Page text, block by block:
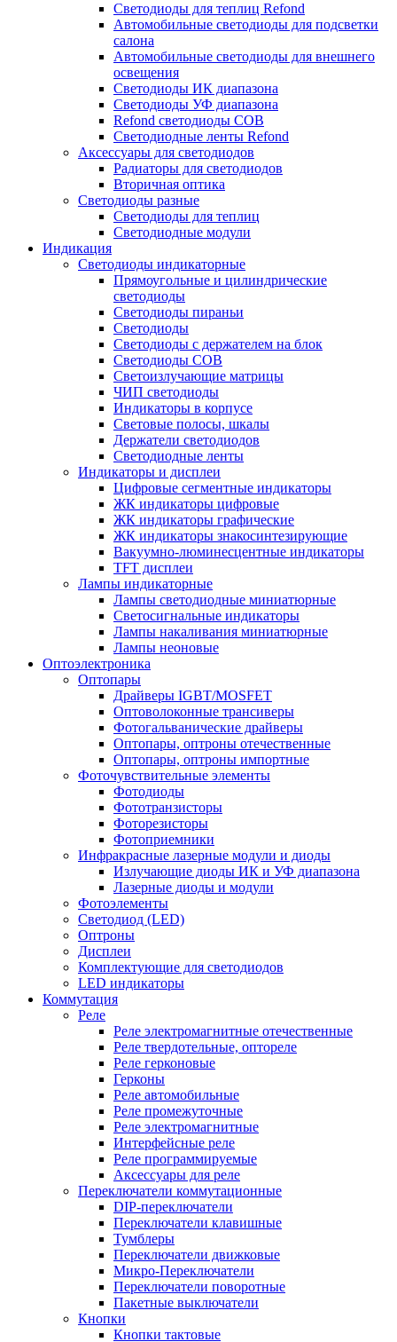
Светодиоды для теплиц Refond
Автомобильные светодиоды для подсветки
салона
Автомобильные светодиоды для внешнего
освещения
Светодиоды ИК диапазона
Светодиоды УФ диапазона
Refond светодиоды COB
Светодиодные ленты Refond
Аксессуары для светодиодов
Радиаторы для светодиодов
Вторичная оптика
Светодиоды разные
Светодиоды для теплиц
Светодиодные модули
Индикация
Светодиоды индикаторные
Прямоугольные и цилиндрические
светодиоды
Светодиоды пираньи
Светодиоды
Светодиоды с держателем на блок
Светодиоды COB
Светоизлучающие матрицы
ЧИП светодиоды
Индикаторы в корпусе
Световые полосы, шкалы
Держатели светодиодов
Светодиодные ленты
Индикаторы и дисплеи
Цифровые сегментные индикаторы
ЖК индикаторы цифровые
ЖК индикаторы графические
ЖК индикаторы знакосинтезирующие
Вакуумно-люминесцентные индикаторы
TFT дисплеи
Лампы индикаторные
Лампы светодиодные миниатюрные
Светосигнальные индикаторы
Лампы накаливания миниатюрные
Лампы неоновые
Оптоэлектроника
Оптопары
Драйверы IGBT/MOSFET
Оптоволоконные трансиверы
Фотогальванические драйверы
Оптопары, оптроны отечественные
Оптопары, оптроны импортные
Фоточувствительные элементы
Фотодиоды
Фототранзисторы
Фоторезисторы
Фотоприемники
Инфракрасные лазерные модули и диоды
Излучающие диоды ИК и УФ диапазона
Лазерные диоды и модули
Фотоэлементы
Светодиод (LED)
Оптроны
Дисплеи
Комплектующие для светодиодов
LED индикаторы
Коммутация
Реле
Реле электромагнитные отечественные
Реле твердотельные, оптореле
Реле герконовые
Герконы
Реле автомобильные
Реле промежуточные
Реле электромагнитные
Интерфейсные реле
Реле программируемые
Аксессуары для реле
Переключатели коммутационные
DIP-переключатели
Переключатели клавишные
Тумблеры
Переключатели движковые
Микро-Переключатели
Переключатели поворотные
Пакетные выключатели
Кнопки
Кнопки тактовые